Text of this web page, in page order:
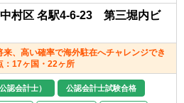
村区 名駅4-6-23 第三堀内ビ
、高い確率で海外駐在へチャレンジでき
：17ヶ国・22ヶ所
認会計士） 公認会計士試験合格